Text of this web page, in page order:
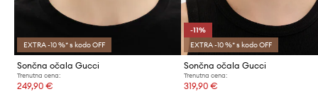
EXTRA -10 %* s kodo OFF
Sončna očala Gucci
Trenutna cena:
249,90 €
-11%
EXTRA -10 %* s kodo OFF
Sončna očala Gucci
Trenutna cena:
319,90 €